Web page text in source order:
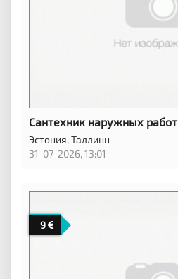
Сантехник наружных работ
Эстония,Таллинн
31-07-2026, 13:01
9